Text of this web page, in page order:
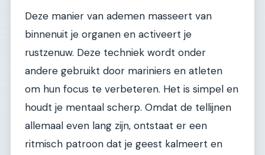
Deze manier van ademen masseert van
binnenuit je organen en activeert je
rustzenuw. Deze techniek wordt onder
andere gebruikt door mariniers en atleten
om hun focus te verbeteren. Het is simpel en
houdt je mentaal scherp. Omdat de tellijnen
allemaal even lang zijn, ontstaat er een
ritmisch patroon dat je geest kalmeert en